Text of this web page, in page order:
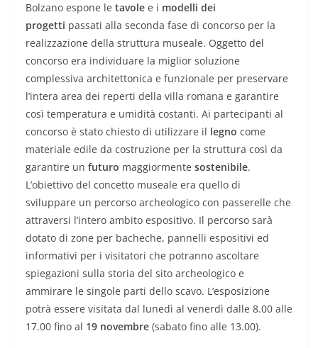
Bolzano espone le tavole e i modelli dei
progetti passati alla seconda fase di concorso per la
realizzazione della struttura museale. Oggetto del
concorso era individuare la miglior soluzione
complessiva architettonica e funzionale per preservare
l’intera area dei reperti della villa romana e garantire
così temperatura e umidità costanti. Ai partecipanti al
concorso è stato chiesto di utilizzare il legno come
materiale edile da costruzione per la struttura così da
garantire un futuro maggiormente sostenibile.
L’obiettivo del concetto museale era quello di
sviluppare un percorso archeologico con passerelle che
attraversi l’intero ambito espositivo. Il percorso sarà
dotato di zone per bacheche, pannelli espositivi ed
informativi per i visitatori che potranno ascoltare
spiegazioni sulla storia del sito archeologico e
ammirare le singole parti dello scavo. L’esposizione
potrà essere visitata dal lunedì al venerdì dalle 8.00 alle
17.00 fino al 19 novembre (sabato fino alle 13.00).